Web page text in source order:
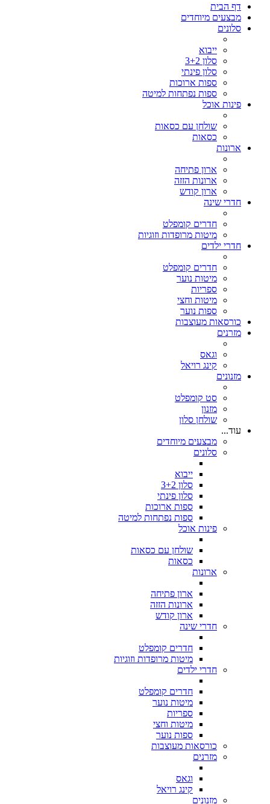
דף הבית
מבצעים מיוחדים
סלונים
ייבוא
סלון 3+2
סלון פינתי
ספות ארוכות
ספות נפתחות למיטה
פינות אוכל
שולחן עם כסאות
כסאות
ארונות
ארון פתיחה
ארונות הזזה
ארון קודש
חדרי שינה
חדרים קומפלט
מיטות מרופדות וזוגיות
חדרי ילדים
חדרים קומפלט
מיטות נוער
ספריות
מיטות וחצי
ספות נוער
כורסאות מעוצבות
מזרנים
וגאס
קינג רויאל
מזנונים
סט קומפלט
מזנון
שולחן סלון
עוד...
מבצעים מיוחדים
סלונים
ייבוא
סלון 3+2
סלון פינתי
ספות ארוכות
ספות נפתחות למיטה
פינות אוכל
שולחן עם כסאות
כסאות
ארונות
ארון פתיחה
ארונות הזזה
ארון קודש
חדרי שינה
חדרים קומפלט
מיטות מרופדות וזוגיות
חדרי ילדים
חדרים קומפלט
מיטות נוער
ספריות
מיטות וחצי
ספות נוער
כורסאות מעוצבות
מזרנים
וגאס
קינג רויאל
מזנונים